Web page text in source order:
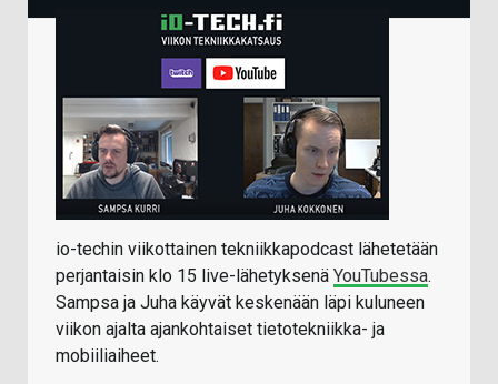
io-techin viikottainen tekniikkapodcast lähetetään
perjantaisin klo 15 live-lähetyksenä YouTubessa.
Sampsa ja Juha käyvät keskenään läpi kuluneen
viikon ajalta ajankohtaiset tietotekniikka- ja
mobiiliaiheet.